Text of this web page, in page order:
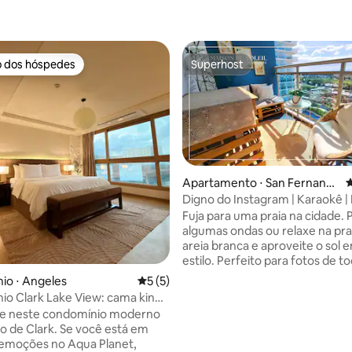
dos hóspedes
dos hóspedes
⋅ Angeles 5 de uma avaliação média de 5, 5
5 (5)
Clark Lake View: cama king
aeroporto
neste condomínio moderno
de Clark. Se você está em
no Aqua Planet,
Superhost
Superhost
Apartamento ⋅ San Fernand
o
Digno do Instagram | Karaokê |
Netflix | Home theater
Fuja para uma praia na cidade.
algumas ondas ou relaxe na
areia branca e aproveite o sol
estilo. Perfeito para fotos de